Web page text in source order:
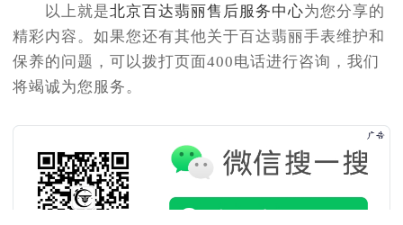
以上就是北京百达翡丽售后服务中心为您分享的
精彩内容。如果您还有其他关于百达翡丽手表维护和
保养的问题，可以拨打页面400电话进行咨询，我们
将竭诚为您服务。